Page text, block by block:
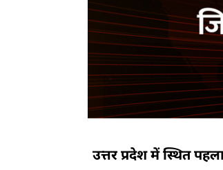
उत्तर प्रदेश में स्थित